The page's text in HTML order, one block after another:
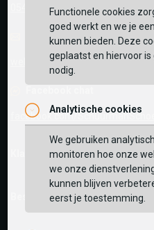
BEKIJK
VERDER
Vaak samen gekocht met
0545-280081
E-mail Antwoord binnen 24
webshop@schuurman-
facebook.com/
Klantenservice
Bestelinformatie
Functionele cookies
goed werkt en we je
kunnen bieden. Deze
geplaatst en hiervoor
nodig.
Analytische cookies
We gebruiken
monitoren hoe onze
we onze
kunnen blijven
eerst je toestemming.